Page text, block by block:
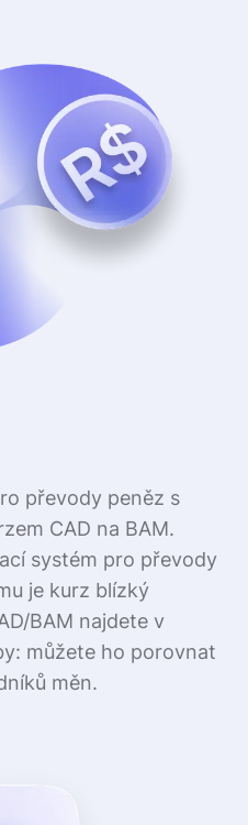
převody peněz s
CAD na BAM.
systém pro převody
je kurz blízký
BAM najdete v
můžete ho porovnat
měn.